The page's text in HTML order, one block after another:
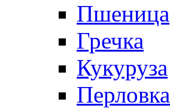
Пшеница
Гречка
Кукуруза
Перловка